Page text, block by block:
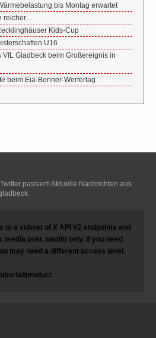
bis Montag erwartet
reicher…
Kids-Cup
U16
Gladbeck beim Großereignis in
beim Eia-Benner-Werfertag
passiert! Aktuelle Nachrichten aus
to a subset of X API V2 endpoints and
media post, oauth) only. If you need
may need a different access level.
portal/product